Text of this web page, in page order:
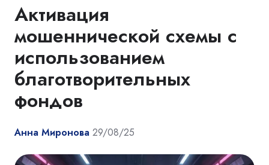
Активация
мошеннической схемы с
использованием
благотворительных
фондов
Анна Миронова 29/08/25